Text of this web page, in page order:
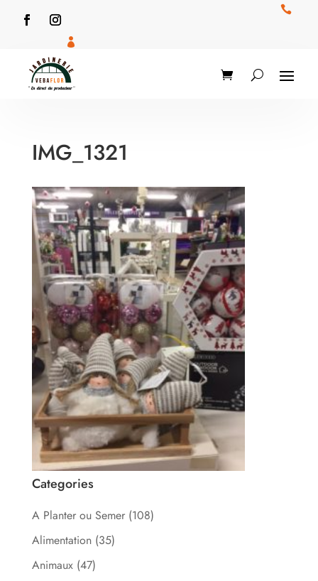


IMG_1321
Categories
A Planter ou Semer (108)
Alimentation (35)
Animaux (47)